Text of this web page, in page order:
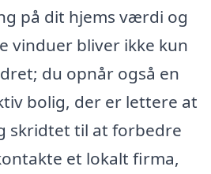
på dit hjems værdi og
vinduer bliver ikke kun
du opnår også en
bolig, der er lettere at
skridtet til at forbedre
et lokalt firma,